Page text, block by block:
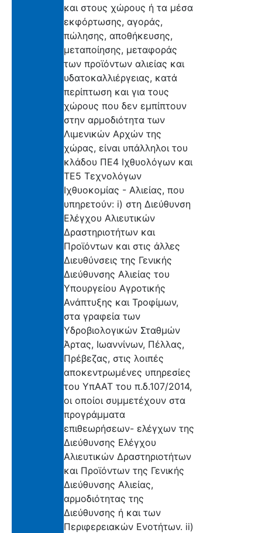
και στους χώρους ή τα μέσα
εκφόρτωσης, αγοράς,
πώλησης, αποθήκευσης,
μεταποίησης, μεταφοράς
των προϊόντων αλιείας και
υδατοκαλλιέργειας, κατά
περίπτωση και για τους
χώρους που δεν εμπίπτουν
στην αρμοδιότητα των
Λιμενικών Αρχών της
χώρας, είναι υπάλληλοι του
κλάδου ΠΕ4 Ιχθυολόγων και
ΤΕ5 Τεχνολόγων
Ιχθυοκοµίας - Αλιείας, που
υπηρετούν: i) στη Διεύθυνση
Ελέγχου Αλιευτικών
Δραστηριοτήτων και
Προϊόντων και στις άλλες
Διευθύνσεις της Γενικής
Διεύθυνσης Αλιείας του
Υπουργείου Αγροτικής
Ανάπτυξης και Τροφίμων,
στα γραφεία των
Υδροβιολογικών Σταθμών
Άρτας, Ιωαννίνων, Πέλλας,
Πρέβεζας, στις λοιπές
αποκεντρωμένες υπηρεσίες
του ΥπΑΑΤ του π.δ.107/2014,
οι οποίοι συμμετέχουν στα
προγράμματα
επιθεωρήσεων- ελέγχων της
Διεύθυνσης Ελέγχου
Αλιευτικών Δραστηριοτήτων
και Προϊόντων της Γενικής
Διεύθυνσης Αλιείας,
αρμοδιότητας της
Διεύθυνσης ή και των
Περιφερειακών Ενοτήτων. ii)